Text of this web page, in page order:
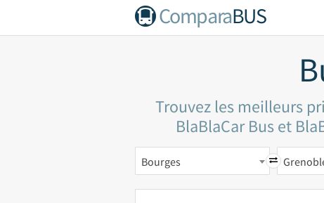
ComparaBUS
Trouvez les meilleurs
BlaBlaCar Bus et
Bourges